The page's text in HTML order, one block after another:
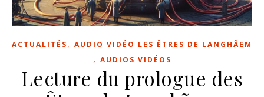
ACTUALITÉS, AUDIO VIDÉO LES ÊTRES DE LANGHÃEM
, AUDIOS VIDÉOS
Lecture du prologue des